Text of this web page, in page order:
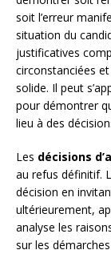
soit l’erreur
situation du
justificatives
circonstanciées
solide. Il peut
pour démontrer
lieu à des
Les décisions
au refus définitif.
décision en
ultérieurement,
analyse les
sur les